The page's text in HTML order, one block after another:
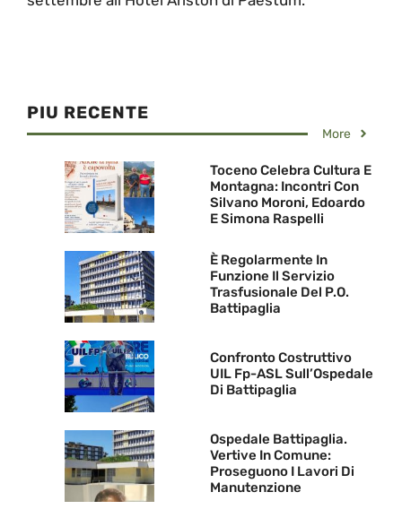
PIU RECENTE
More
Toceno Celebra Cultura E
Montagna: Incontri Con
Silvano Moroni, Edoardo
E Simona Raspelli
È Regolarmente In
Funzione Il Servizio
Trasfusionale Del P.O.
Battipaglia
Confronto Costruttivo
UIL Fp-ASL Sull’Ospedale
Di Battipaglia
Ospedale Battipaglia.
Vertive In Comune:
Proseguono I Lavori Di
Manutenzione